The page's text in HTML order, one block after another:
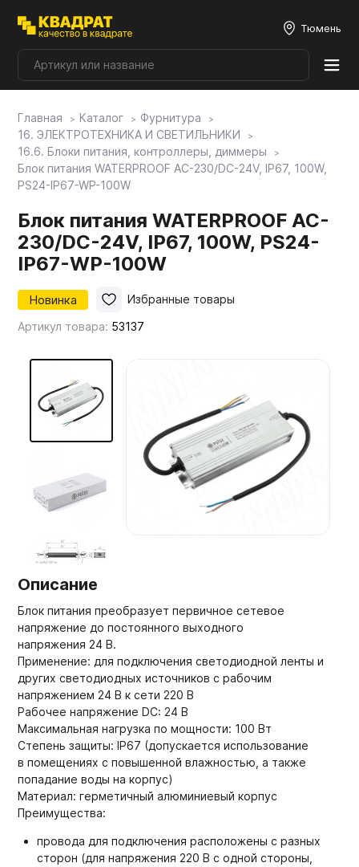
Тюмень
Плитные материалы
Фурнитура
Столешницы
Фасады
Мебельные образцы, каталоги
Главная Каталог
Фурнитура
16. ЭЛЕКТРОТЕХНИКА И СВЕТИЛЬНИКИ
16.6. Блоки питания, контроллеры, диммеры
Блок питания WATERPROOF AC-230/DC-24V, IP67, 100W,
PS24-IP67-WP-100W
Блок питания WATERPROOF AC-
230/DC-24V, IP67, 100W, PS24-
IP67-WP-100W
Новинка
Артикул товара: 53137
Избранные товары
Описание
Блок питания преобразует первичное сетевое
напряжение до постоянного выходного
напряжения 24 В.
Применение: для подключения светодиодной ленты и
других светодиодных источников с рабочим
напряжением 24 В к сети 220 В
Рабочее напряжение DC: 24 В
Максимальная нагрузка по мощности: 100 Вт
Степень защиты: IP67 (допускается использование
в помещениях с повышенной влажностью, а также
попадание воды на корпус)
Материал: герметичный алюминиевый корпус
Преимущества:
провода для подключения расположены с разных
сторон (для напряжения 220 В с одной стороны,